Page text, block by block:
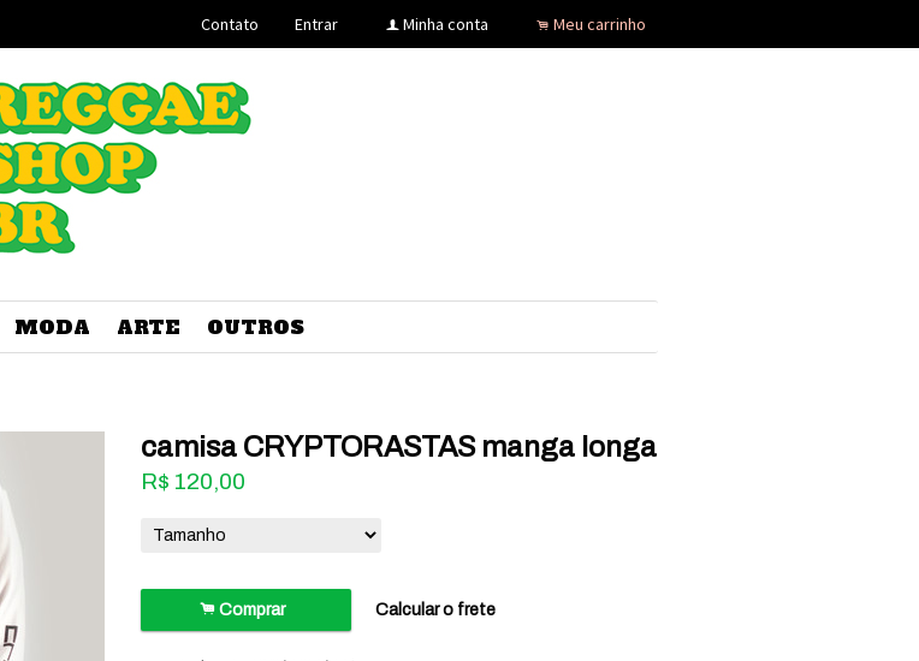
Contato Entrar f Minha conta . Meu carrinho
MODA ARTE OUTROS
camisa CRYPTORASTAS manga longa
R$ 120,00
. Comprar Calcular o frete